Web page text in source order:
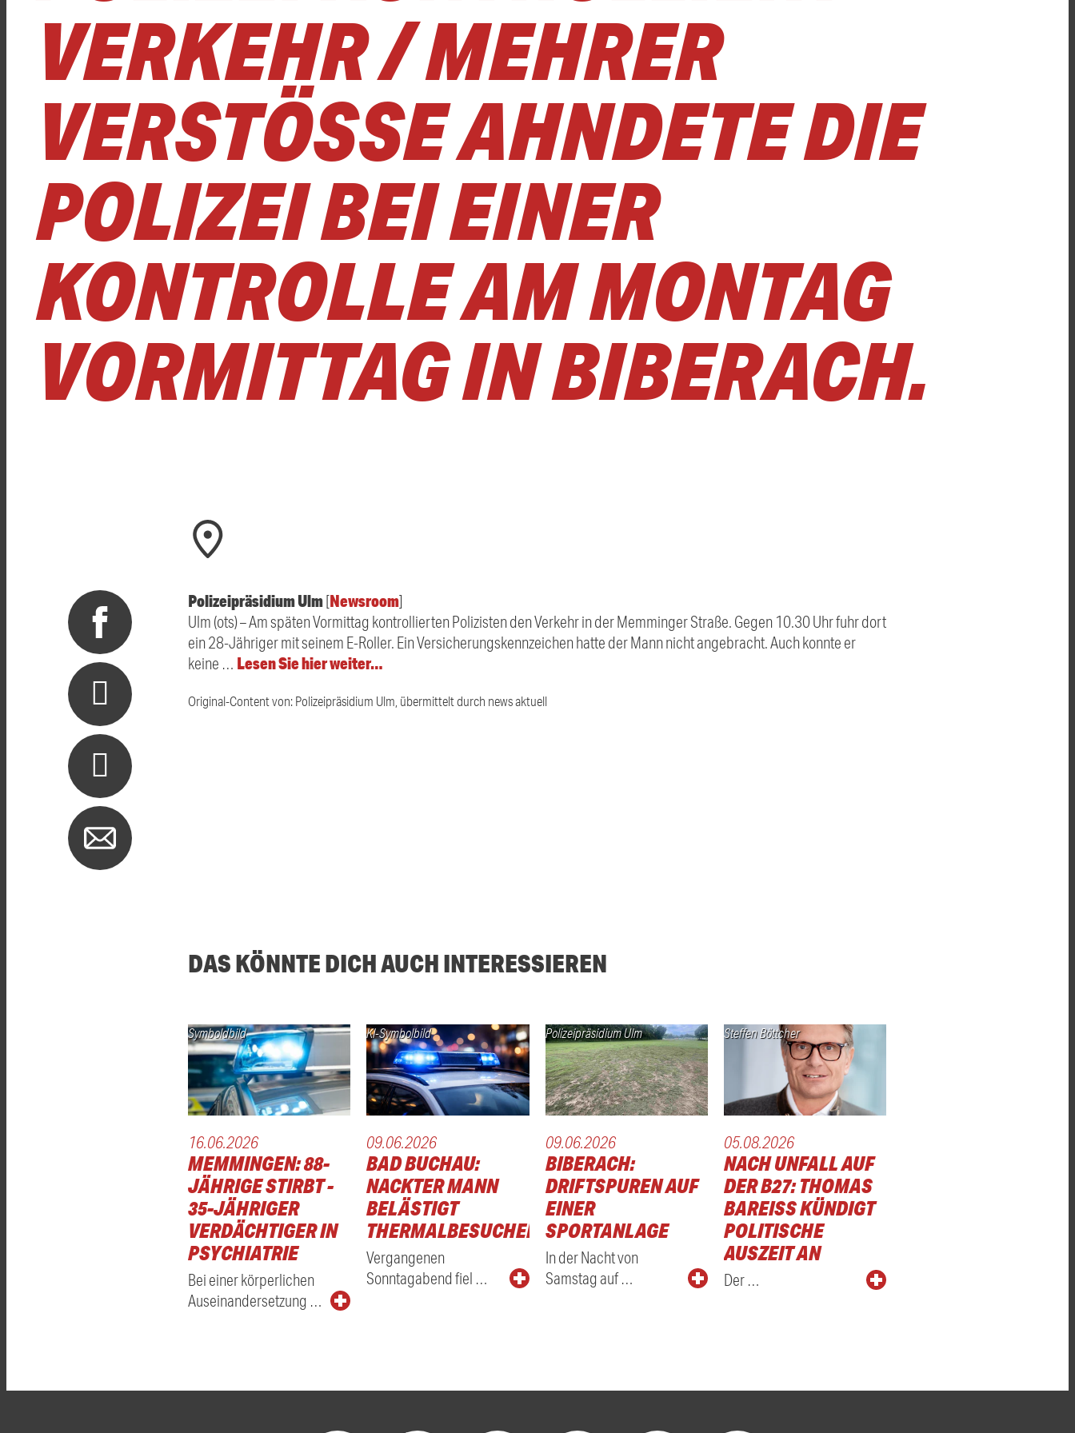
VERKEHR / MEHRER
VERSTÖSSE AHNDETE DIE P
OLIZEI BEI EINER K
ONTROLLE AM MONTAG V
ORMITTAG IN BIBERACH.
Polizeipräsidium Ulm[Newsroom]
Ulm (ots) – Am späten Vormittag kontrollierten Polizisten den Verkehr in der Memminger Straße. Gegen 10.30 Uhr fuhr dort
ein 28-Jähriger mit seinem E-Roller. Ein Versicherungskennzeichen hatte der Mann nicht angebracht. Auch konnte er
keine … Lesen Sie hier weiter…
Original-Content von: Polizeipräsidium Ulm, übermittelt durch news aktuell
DAS KÖNNTE DICH AUCH INTERESSIEREN
Symboldbild
16.06.2026
MEMMINGEN: 88-
JÄHRIGE STIRBT -
35-JÄHRIGER
VERDÄCHTIGER IN
PSYCHIATRIE
Bei einer körperlichen
Auseinandersetzung …
KI-Symbolbild
09.06.2026
BAD BUCHAU:
NACKTER MANN
BELÄSTIGT
THERMALBESUCHER
Vergangenen
Sonntagabend fiel …
Polizeipräsidium Ulm
09.06.2026
BIBERACH:
DRIFTSPUREN AUF
EINER
SPORTANLAGE
In der Nacht von
Samstag auf …
Steffen Böttcher
05.08.2026
NACH UNFALL AUF
DER B27: THOMAS
BAREISS KÜNDIGT P
OLITISCHE A
USZEIT AN
Der …